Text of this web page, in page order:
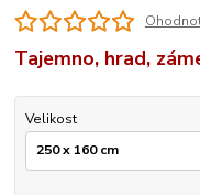
Tajemno, hrad,
Velikost